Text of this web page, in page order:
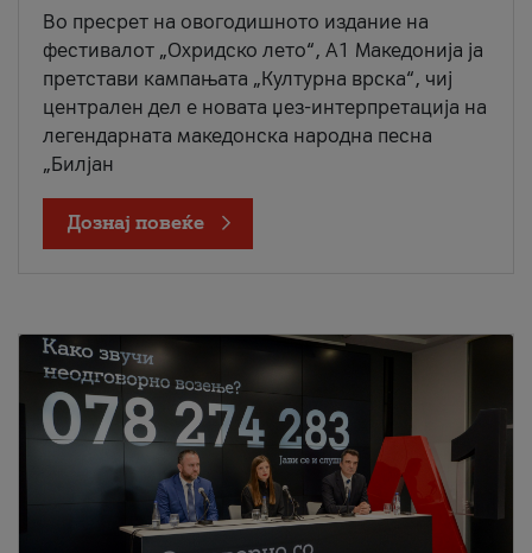
Во пресрет на овогодишното издание на
фестивалот „Охридско лето“, А1 Македонија ја
претстави кампањата „Културна врска“, чиј
централен дел е новата џез-интерпретација на
легендарната македонска народна песна
„Билјан
Дознај повеќе